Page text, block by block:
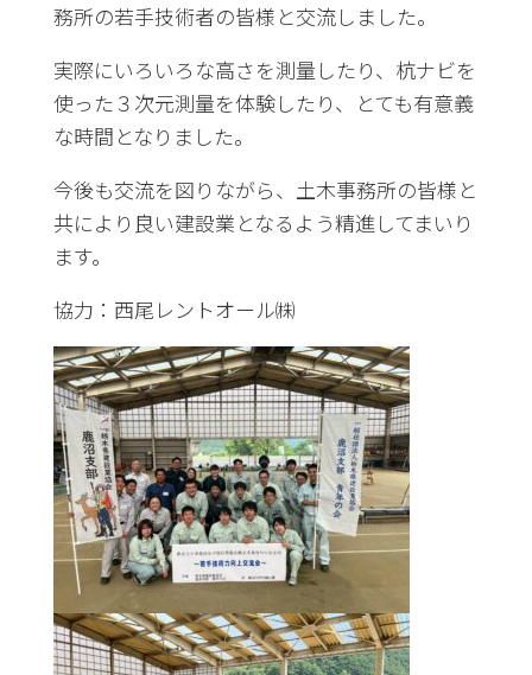
務所の若手技術者の皆様と交流しました。
実際にいろいろな高さを測量したり、杭ナビを
使った３次元測量を体験したり、とても有意義
な時間となりました。
今後も交流を図りながら、土木事務所の皆様と
共により良い建設業となるよう精進してまいり
ます。
協力：西尾レントオール㈱